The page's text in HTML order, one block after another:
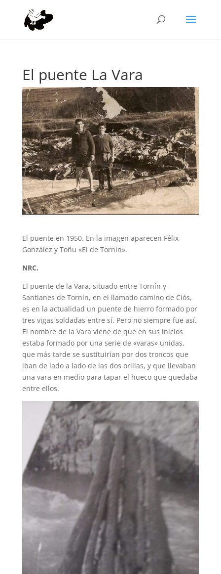
El puente La Vara
El puente en 1950. En la imagen aparecen Félix
González y Toñu «El de Tornín».
NRC.
El puente de la Vara, situado entre Tornín y
Santianes de Tornín, en el llamado camino de Ciós,
es en la actualidad un puente de hierro formado por
tres vigas soldadas entre sí. Pero no siempre fue así.
El nombre de la Vara viene de que en sus inicios
estaba formado por una serie de «varas» unidas,
que más tarde se sustituirían por dos troncos que
iban de lado a lado de las dos orillas, y que llevaban
una vara en medio para tapar el hueco que quedaba
entre ellos.